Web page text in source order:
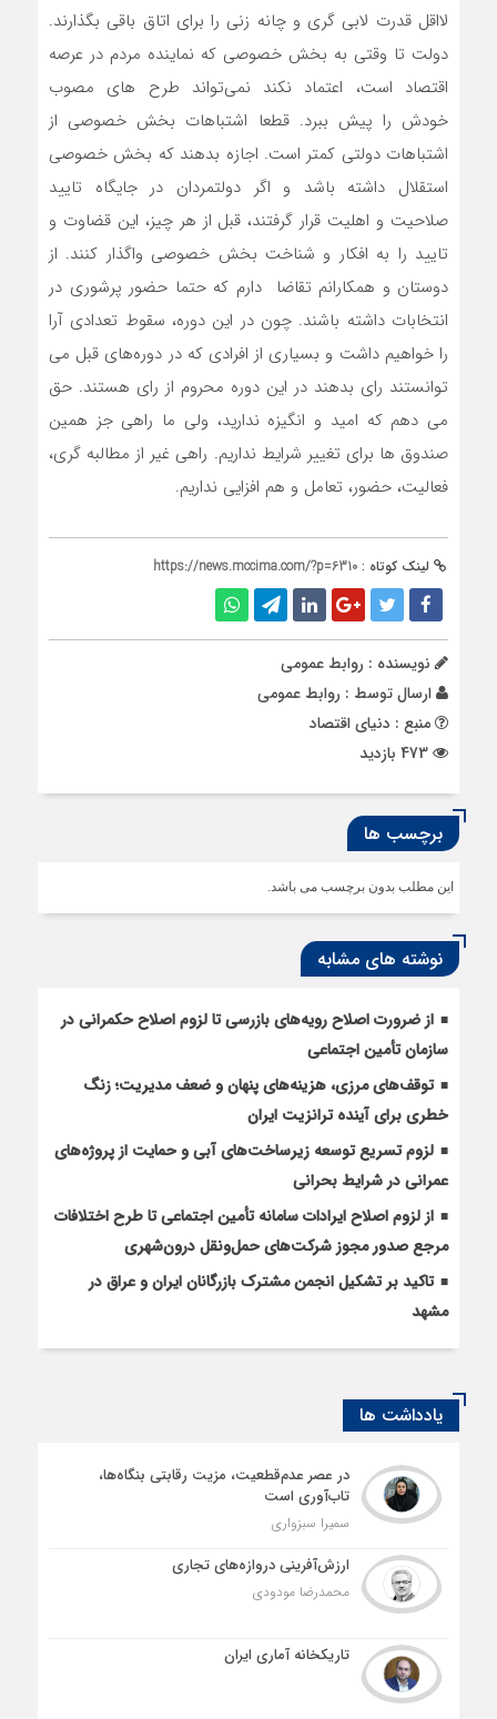
لااقل قدرت لابی گری و چانه زنی را برای اتاق باقی بگذارند.
دولت تا وقتی به بخش خصوصی که نماینده مردم در عرصه
اقتصاد است، اعتماد نکند نمی‌تواند طرح های مصوب
خودش را پیش ببرد. قطعا اشتباهات بخش خصوصی از
اشتباهات دولتی کمتر است. اجازه بدهند که بخش خصوصی
استقلال داشته باشد و اگر دولتمردان در جایگاه تایید
صلاحیت و اهلیت قرار گرفتند، قبل از هر چیز، این قضاوت و
تایید را به افکار و شناخت بخش خصوصی واگذار کنند. از
دوستان و همکارانم تقاضا دارم که حتما حضور پرشوری در
انتخابات داشته باشند. چون در این دوره، سقوط تعدادی آرا
را خواهیم داشت و بسیاری از افرادی که در دوره‌های قبل می
توانستند رای بدهند در این دوره محروم از رای هستند. حق
می دهم که امید و انگیزه ندارید، ولی ما راهی جز همین
صندوق ها برای تغییر شرایط نداریم. راهی غیر از مطالبه گری،
فعالیت، حضور، تعامل و هم افزایی نداریم.
لینک کوتاه : https://news.mccima.com/?p=6310
نویسنده : روابط عمومی
ارسال توسط : روابط عمومی
منبع : دنیای اقتصاد
برچسب ها
این مطلب بدون برچسب می باشد.
نوشته های مشابه
از ضرورت اصلاح رویه‌های بازرسی تا لزوم اصلاح حکمرانی در
سازمان تأمین اجتماعی
توقف‌های مرزی، هزینه‌های پنهان و ضعف مدیریت؛ زنگ
خطری برای آینده ترانزیت ایران
لزوم تسریع توسعه زیرساخت‌های آبی و حمایت از پروژه‌های
عمرانی در شرایط بحرانی
از لزوم اصلاح ایرادات سامانه تأمین اجتماعی تا طرح اختلافات
مرجع صدور مجوز شرکت‌های حمل‌ونقل درون‌شهری
تاکید بر تشکیل انجمن مشترک بازرگانان ایران و عراق در
مشهد
یادداشت ها
در عصر عدم‌قطعیت، مزیت رقابتی بنگاه‌ها،
تاب‌آوری است
سمیرا سبزواری
ارزش‌آفرینی دروازه‌های تجاری
محمدرضا مودودی
تاریکخانه آماری ایران